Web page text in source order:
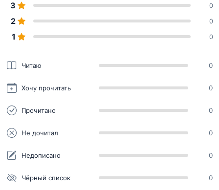
3 0
2 0
1 0
Читаю 0
Хочу прочитать 0
Прочитано 0
Не дочитал 0
Недописано 0
Чёрный список 0